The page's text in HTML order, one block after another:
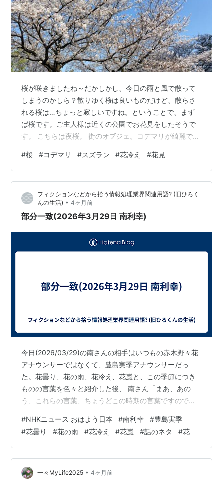
桜が咲きましたね～だかしかし、今日の雨と風で散って
しまうのかしら？散りゆく桜は良いものだけど、散らさ
れる桜は…ちょっと寂しいですね。ということで、まず
ば桜です。ご主人様は近くの公園でお花見をしたそうで
す。 こちらは夜桜。 街のオブジェ。コデマリが綺麗で
すが、これからが春の到来です。やはりウキウキしてし
まいます。とご主人様は言っておりましたよ。
#桜 #コデマリ #スズラン #花冷え #花見
フィクションなどから拾う情報処理業界関連用語? (旧ひろく
んの生活) • 4ヶ月前
部分一致(2026年3月29日 南利幸)
今日(2026/03/29)の南さんの相手はいつもの赤木野々花
アナウンサーではなくて、豊島実季アナウンサーだっ
た。花曇り、花の雨、花冷え、花嵐と、この季節につき
ものの言葉を色々と紹介した後、 南さん「まあ、あの
う、これらの言葉、ちょうどこの時期の言葉ですので、
ません。」 それに対する反応は 豊島実季アナウンサー
「うまーい。そうですねえ。風情もありますねえ。」 で
あった。 www.web.nhk
#NHKニュース おはよう日本 #南利幸 #豊島実季
#花曇り #花の雨 #花冷え #花嵐 #話のネタ #花
一々MyLife2025 • 4ヶ月前